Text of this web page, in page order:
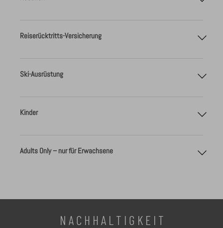
Reiserücktritts-Versicherung
Reiserücktrittsversicherung
Ski-Ausrüstung
Kinder
Adults Only – nur für Erwachsene
N A C H H A L T I G K E I T